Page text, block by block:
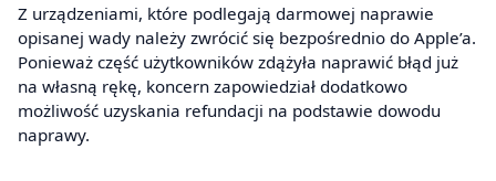
Z urządzeniami, które podlegają darmowej naprawie
opisanej wady należy zwrócić się bezpośrednio do Apple’a.
Ponieważ część użytkowników zdążyła naprawić błąd już
na własną rękę, koncern zapowiedział dodatkowo
możliwość uzyskania refundacji na podstawie dowodu
naprawy.